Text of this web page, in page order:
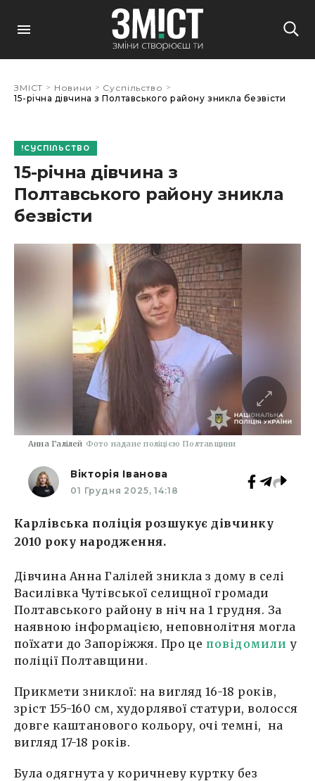
ЗМІСТ > Новини > Суспільство >
15-річна дівчина з Полтавського району зникла безвісти
СУСПІЛЬСТВО
15-річна дівчина з
Полтавського району зникла
безвісти
Анна Галілей Фото надане поліцією Полтавщини
Вікторія Іванова
01 Грудня 2025, 14:18
Карлівська поліція розшукує дівчинку
2010 року народження.
Дівчина Анна Галілей зникла з дому в селі
Василівка Чутівської селищної громади
Полтавського району в ніч на 1 грудня. За
наявною інформацією, неповнолітня могла
поїхати до Запоріжжя. Про це повідомили у
поліції Полтавщини.
Прикмети зниклої: на вигляд 16-18 років,
зріст 155-160 см, худорлявої статури, волосся
довге каштанового кольору, очі темні, на
вигляд 17-18 років.
Була одягнута у коричневу куртку без